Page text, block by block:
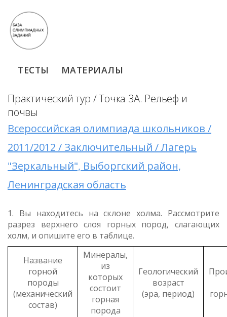
ТЕСТЫ МАТЕРИАЛЫ
Практический тур / Точка 3А. Рельеф и
почвы
Всероссийская олимпиада школьников /
2011/2012 / Заключительный / Лагерь
"Зеркальный", Выборгский район,
Ленинградская область
1. Вы находитесь на склоне холма. Рассмотрите
разрез верхнего слоя горных пород, слагающих
холм, и опишите его в таблице.
Название
горной
породы
(механический
состав)
Минералы,
из
которых
состоит
горная
порода
Геологический
возраст
(эра, период)